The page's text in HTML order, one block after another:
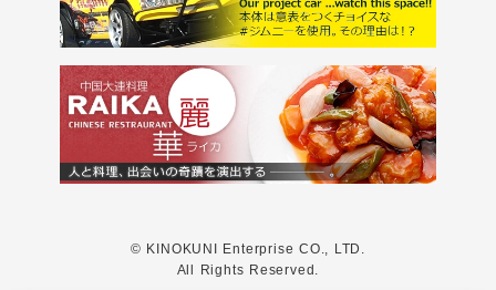
© KINOKUNI Enterprise CO., LTD.
All Rights Reserved.